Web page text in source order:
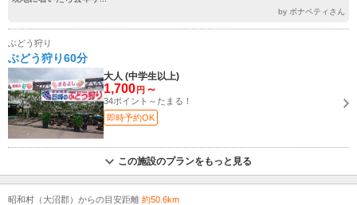
by ボナペティさん
ぶどう狩り
ぶどう狩り60分
大人 (中学生以上)
1,700 円 ～
34ポイント～たまる！
即時予約OK
この施設のプランをもっと見る
昭和村（大沼郡）からの目安距離 約50.6km